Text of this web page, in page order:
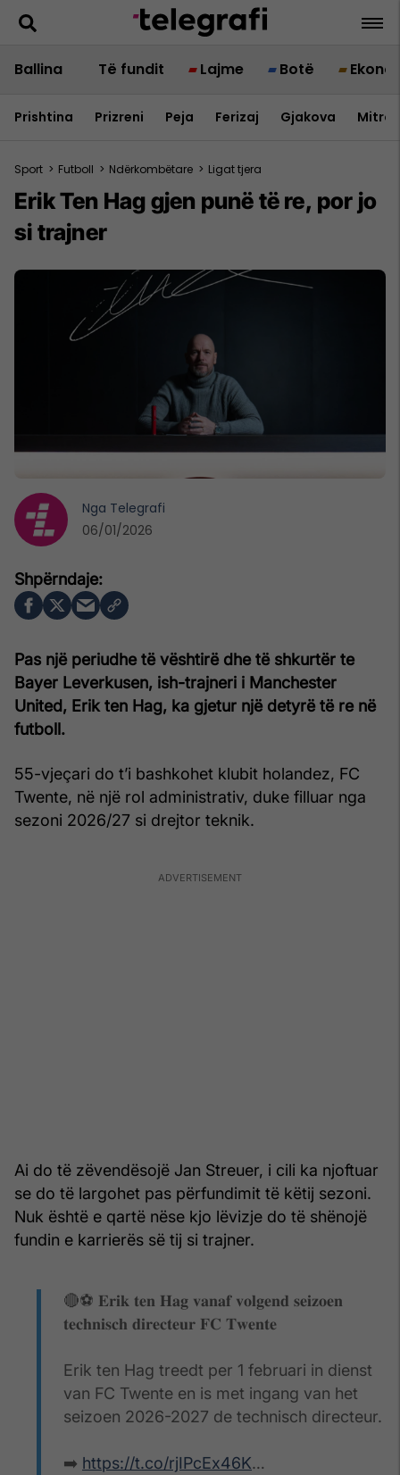
Ballina Të fundit Lajme Botë
Prishtina Prizreni Peja Ferizaj Gjakova
Sport > Futboll > Ndërkombëtare > Ligat tjera
Erik Ten Hag gjen punë të re, por jo
si trajner
Pas një periudhe të vështirë dhe të shkurtër te
Bayer Leverkusen, ish-trajneri i Manchester
United, Erik ten Hag, ka gjetur një detyrë të re në
futboll.
55-vjeçari do t’i bashkohet klubit holandez, FC
Twente, në një rol administrativ, duke filluar nga
sezoni 2026/27 si drejtor teknik.
Ai do të zëvendësojë Jan Streuer, i cili ka njoftuar
se do të largohet pas përfundimit të këtij sezoni.
Nuk është e qartë nëse kjo lëvizje do të shënojë
fundin e karrierës së tij si trajner.
🔴⚽ 𝐄𝐫𝐢𝐤 𝐭𝐞𝐧 𝐇𝐚𝐠 𝐯𝐚𝐧𝐚𝐟 𝐯𝐨𝐥𝐠𝐞𝐧𝐝 𝐬𝐞𝐢𝐳𝐨𝐞𝐧
𝐭𝐞𝐜𝐡𝐧𝐢𝐬𝐜𝐡 𝐝𝐢𝐫𝐞𝐜𝐭𝐞𝐮𝐫 𝐅𝐂 𝐓𝐰𝐞𝐧𝐭𝐞
Erik ten Hag treedt per 1 februari in dienst
van FC Twente en is met ingang van het
seizoen 2026-2027 de technisch directeur.
➡️ https://t.co/rjIPcEx46K…
Nga Telegrafi
06/01/2026